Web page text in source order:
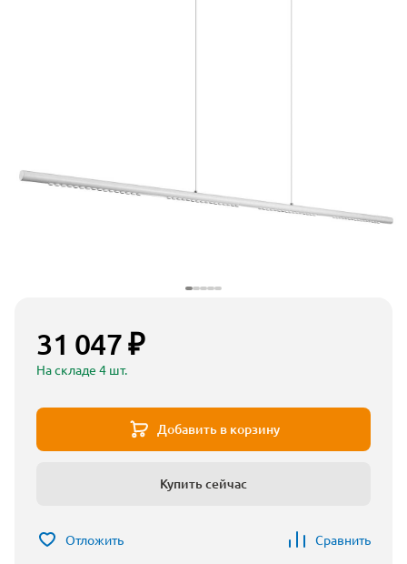
31 047 ₽
На складе 4 шт.
Добавить в корзину
Купить сейчас
Отложить Сравнить